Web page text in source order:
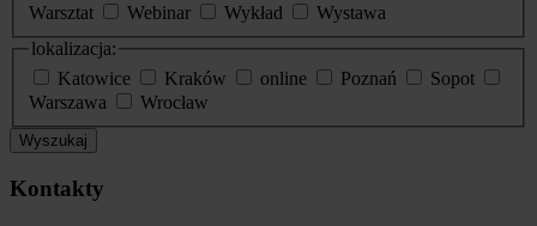
Warsztat
Webinar Wykład
Wystawa
lokalizacja:
Katowice
Kraków online Poznań
Sopot
Warszawa
Wrocław
Wyszukaj
Kontakty